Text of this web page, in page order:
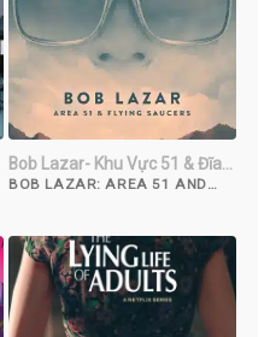
Bob Lazar- Khu Vực 51 & Đĩa
Bay
BOB LAZAR: AREA 51 AND